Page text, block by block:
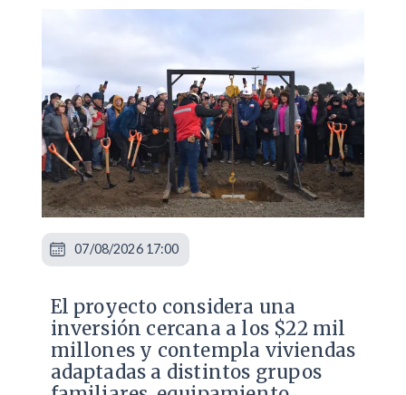
El proyecto considera una
inversión cercana a los $22 mil
millones y contempla viviendas
adaptadas a distintos grupos
07/08/2026 17:00